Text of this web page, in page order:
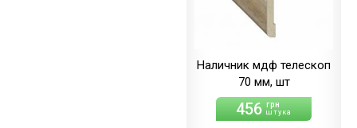
Наличник мдф телескоп
70 мм, шт
456 грн
штука